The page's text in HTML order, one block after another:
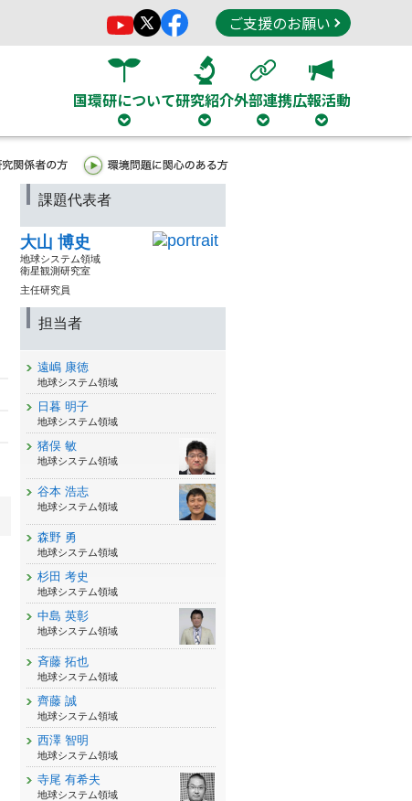
ご支援のお願い
国環研について研究紹介外部連携広報活動
課題代表者
大山 博史
地球システム領域
衛星観測研究室
主任研究員
担当者
遠嶋 康徳
地球システム領域
日暮 明子
地球システム領域
猪俣 敏
地球システム領域
谷本 浩志
地球システム領域
森野 勇
地球システム領域
杉田 考史
地球システム領域
中島 英彰
地球システム領域
斉藤 拓也
地球システム領域
齊藤 誠
地球システム領域
西澤 智明
地球システム領域
寺尾 有希夫
地球システム領域